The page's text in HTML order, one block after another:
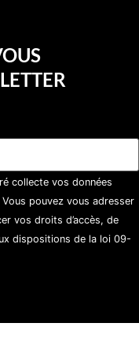
collecte vos données
pouvez vous adresser
vos droits d’accès, de
dispositions de la loi 09-